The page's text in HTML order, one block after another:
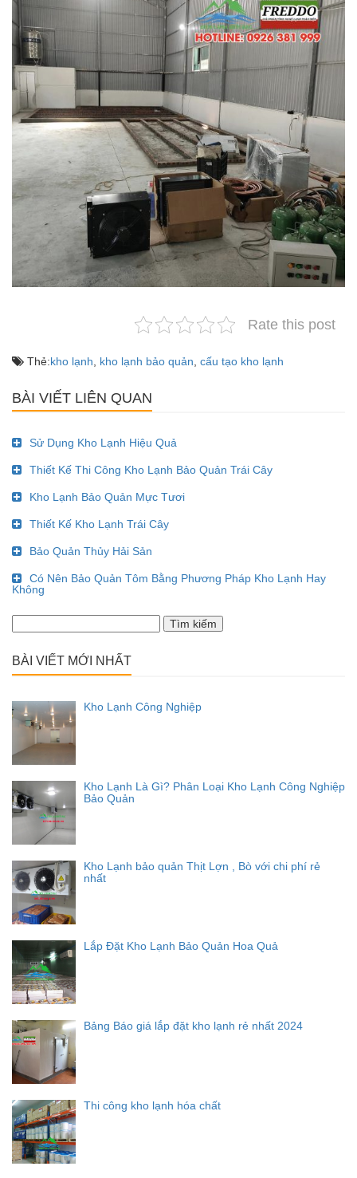
Rate this post
Thẻ:kho lạnh kho lạnh bảo quản cấu tạo kho lạnh
BÀI VIẾT LIÊN QUAN
Sử Dụng Kho Lạnh Hiệu Quả
Thiết Kế Thi Công Kho Lạnh Bảo Quản Trái Cây
Kho Lạnh Bảo Quản Mực Tươi
Thiết Kế Kho Lạnh Trái Cây
Bảo Quản Thủy Hải Sản
Có Nên Bảo Quản Tôm Bằng Phương Pháp Kho Lạnh Hay
Không
kiếm
BÀI VIẾT MỚI NHẤT
Kho Lạnh Công Nghiệp
Kho Lạnh Là Gì? Phân Loại Kho Lạnh Công Nghiệp
Bảo Quản
Kho Lạnh bảo quản Thịt Lợn , Bò với chi phí rẻ
nhất
Lắp Đặt Kho Lạnh Bảo Quản Hoa Quả
Bảng Báo giá lắp đặt kho lạnh rẻ nhất 2024
Thi công kho lạnh hóa chất